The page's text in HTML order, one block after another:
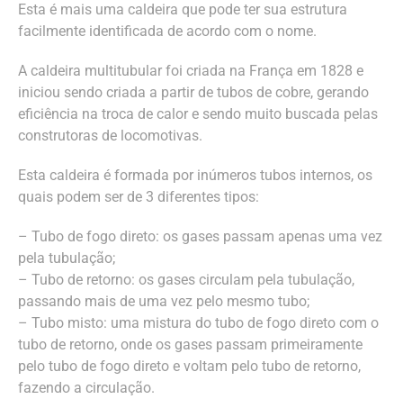
Esta é mais uma caldeira que pode ter sua estrutura
facilmente identificada de acordo com o nome.
A caldeira multitubular foi criada na França em 1828 e
iniciou sendo criada a partir de tubos de cobre, gerando
eficiência na troca de calor e sendo muito buscada pelas
construtoras de locomotivas.
Esta caldeira é formada por inúmeros tubos internos, os
quais podem ser de 3 diferentes tipos:
– Tubo de fogo direto: os gases passam apenas uma vez
pela tubulação;
– Tubo de retorno: os gases circulam pela tubulação,
passando mais de uma vez pelo mesmo tubo;
– Tubo misto: uma mistura do tubo de fogo direto com o
tubo de retorno, onde os gases passam primeiramente
pelo tubo de fogo direto e voltam pelo tubo de retorno,
fazendo a circulação.